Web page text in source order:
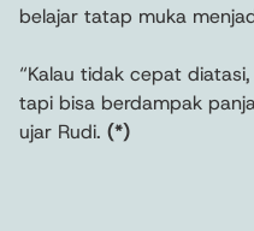
belajar tatap muka
“Kalau tidak cepat
tapi bisa berdampak
ujar Rudi. (*)